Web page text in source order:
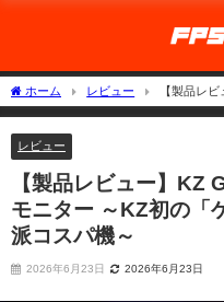
ホーム レビュー
【製品レ
～KZ初の「ゲーミング」を冠した実力
レビュー
【製品レビュー】KZ
モニター ～KZ初の「
派コスパ機～
2026年6月23日 2026年6月23日